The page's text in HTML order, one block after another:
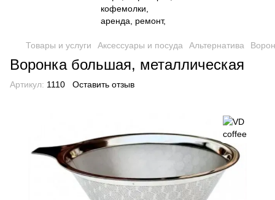
Товары и услуги Аксессуары и посуда Альтернатива
Воронка большая, металлическая
Артикул: 1110 Оставить отзыв